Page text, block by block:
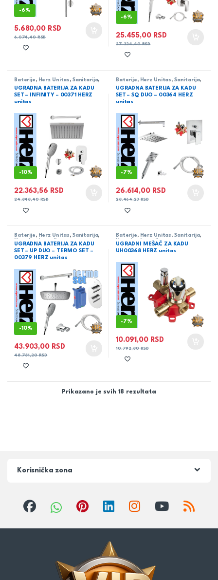
-6%
5.680,00 RSD
6.074,40RSD
-6%
25.455,00 RSD
27.224,40RSD
Baterije , Herz Unitas , Sanitarija,
serija Infinity
UGRADNA BATERIJA ZA KADU
SET – INFINITY – 00371 HERZ
unitas
-10%
22.363,56 RSD
24.848,40RSD
Baterije , Herz Unitas , Sanitarija,
serija SQ
UGRADNA BATERIJA ZA KADU
SET – SQ DUO – 00364 HERZ
unitas
-7%
26.614,00 RSD
28.464,23RSD
Baterije , Herz Unitas , Sanitarija,
Ugradne baterije
UGRADNA BATERIJA ZA KADU
SET – UP DUO – TERMO SET –
00379 HERZ unitas
-10%
43.903,00 RSD
48.781,20RSD
Baterije , Herz Unitas , Sanitarija,
Ugradne baterije
UGRADNI MEŠAČ ZA KADU
UH00368 HERZ unitas
-7%
10.091,00 RSD
10.792,80RSD
Prikazano je svih 18 rezultata
Korisnička zona